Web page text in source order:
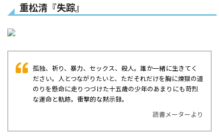
重松清『失踪』
孤独、祈り、暴力、セックス、殺人。誰か一緒に生きてく
ださい――。人とつながりたいと、ただそれだけを胸に煉獄の道
のりを懸命に走りつづけた十五歳の少年のあまりにも苛烈
な運命と軌跡。衝撃的な黙示録。
読書メーターより